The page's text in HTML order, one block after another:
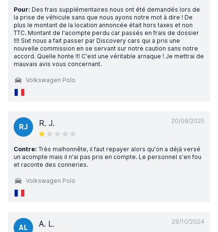
Pour: Des frais supplémentaires nous ont été demandés lors de
la prise de véhicule sans que nous ayons notre mot à dire ! De
plus le montant de la location annoncée était hors taxes et non
TTC. Montant de l'acompte perdu car passés en frais de dossier
!!!! Sixt nous a fait passer par Discovery cars qui a pris une
nouvelle commission en se servant sur notre caution sans notre
accord. Quelle honte !!! C'est une véritable arnaque ! Je mettrai de
mauvais avis vous concernant.
Volkswagen Polo
20/08/2025
RJ R. J.
Contre: Très malhonnête, il faut repayer alors qu'on a déjà versé
un acompte mais il n'ai pas pris en compte. Le personnel s'en fou
et raconte des conneries.
Volkswagen Polo
29/10/2024
AL A. L.